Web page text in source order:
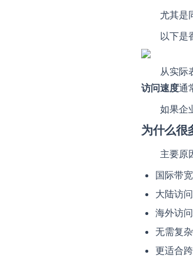
尤其是
以下是
从实际
访问速度通
如果企
为什么很
主要原
国际带
大陆访
海外访
无需复
更适合